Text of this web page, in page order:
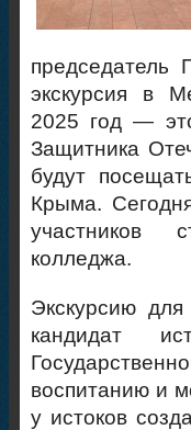
председатель
экскурсия в
2025 год —
Защитника
будут
Крыма.
участников
колледжа.
Экскурсию
кандидат
воспитанию и
у истоков